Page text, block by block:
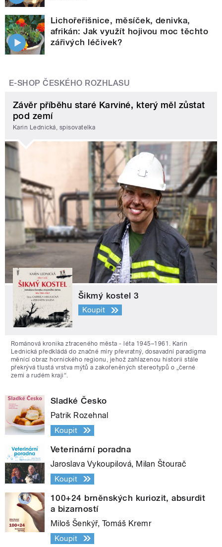
Lichořeřišnice, měsíček, denivka,
afrikán: Jak využít hojivou moc těchto
zářivých léčivek?
E-SHOP ČESKÉHO ROZHLASU
Závěr příběhu staré Karviné, který měl zůstat
pod zemí
Karin Lednická, spisovatelka
Šikmý kostel 3
Koupit
Románová kronika ztraceného města - léta 1945–1961. Karin
Lednická předkládá do značné míry převratný, dosavadní paradigma
měnící obraz hornického regionu, jehož zahlazenou historii stále
překrývá tlustá vrstva mýtů a zakořeněných stereotypů o „černé
zemi a rudém kraji“.
Sladké Česko
Patrik Rozehnal
Koupit
Veterinární poradna
Jaroslava Vykoupilová, Milan Štourač
Koupit
100+24 brněnských kuriozit, absurdit
a bizarností
Miloš Šenkýř, Tomáš Kremr
Koupit